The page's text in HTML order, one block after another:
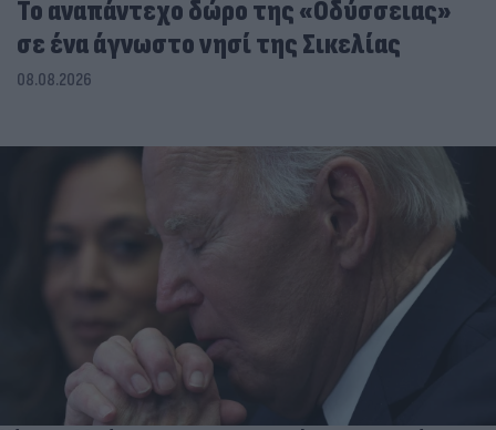
To αναπάντεχο δώρο της «Οδύσσειας»
σε ένα άγνωστο νησί της Σικελίας
08.08.2026